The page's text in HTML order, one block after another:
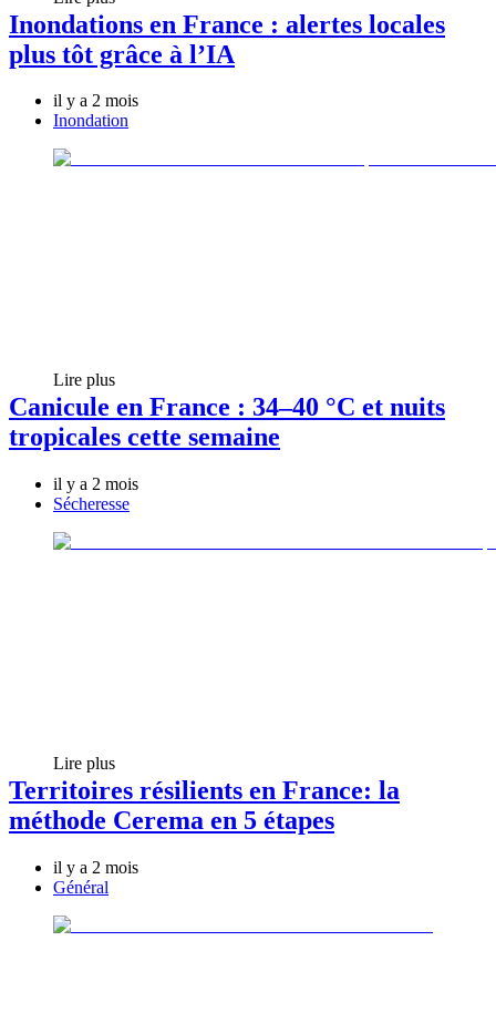
Inondations en France : alertes locales
plus tôt grâce à l’IA
il y a 2 mois
Inondation
Lire plus
Canicule en France : 34–40 °C et nuits
tropicales cette semaine
il y a 2 mois
Sécheresse
Lire plus
Territoires résilients en France: la
méthode Cerema en 5 étapes
il y a 2 mois
Général